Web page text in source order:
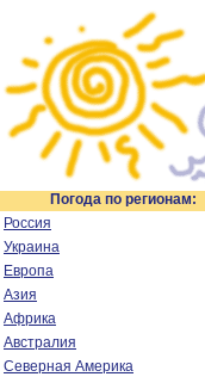
Погода по регионам:
Россия
Украина
Европа
Азия
Африка
Австралия
Северная Америка